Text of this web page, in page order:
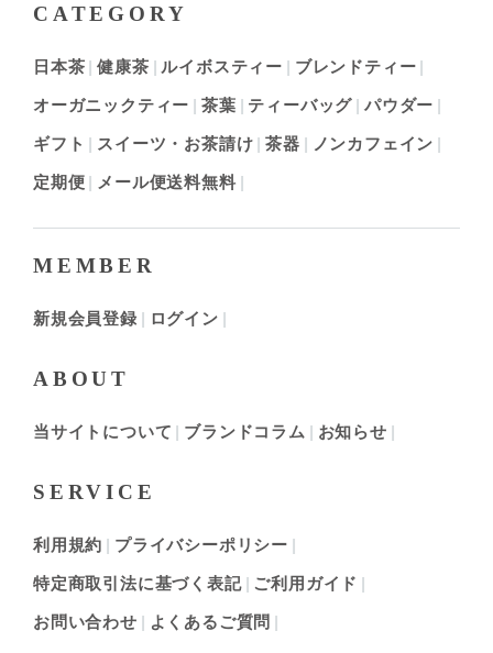
CATEGORY
日本茶 健康茶 ルイボスティー ブレンドティー
オーガニックティー 茶葉 ティーバッグ パウダー
ギフト スイーツ・お茶請け 茶器 ノンカフェイン
定期便 メール便送料無料
MEMBER
新規会員登録 ログイン
ABOUT
当サイトについて ブランドコラム お知らせ
SERVICE
利用規約 プライバシーポリシー
特定商取引法に基づく表記 ご利用ガイド
お問い合わせ よくあるご質問